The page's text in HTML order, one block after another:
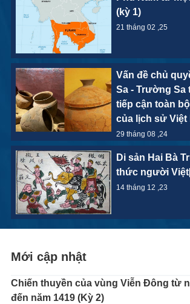
(kỳ 1)
21 tháng 02 ,25
Vấn đề chủ
Sa - Trường
tiếp cận toàn
của lịch sử Việt
29 tháng 08 ,24
Di sản Hai Bà
thức người
14 tháng 12 ,23
Mới cập nhật
Chiến thuyền của vùng Viễn Đông từ
đến năm 1419 (Kỳ 2)